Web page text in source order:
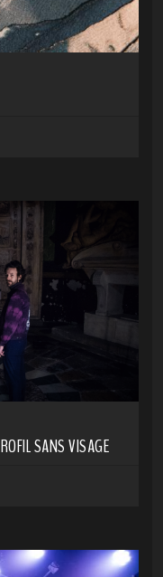
SANS VISAGE